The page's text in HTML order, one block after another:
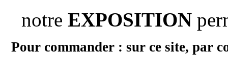
notre EXPOSITION
Pour commander : sur ce site, par